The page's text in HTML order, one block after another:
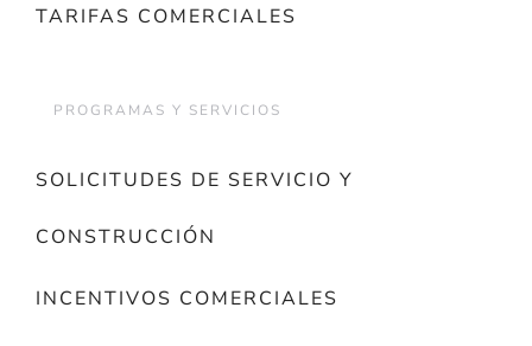
TARIFAS COMERCIALES
PROGRAMAS Y SERVICIOS
SOLICITUDES DE SERVICIO Y
CONSTRUCCIÓN
INCENTIVOS COMERCIALES